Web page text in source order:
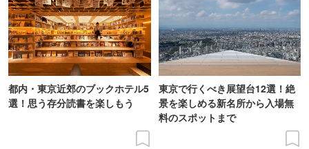
都内・東京近郊のブックホテル5
選！思う存分読書を楽しもう
東京で行くべき展望台12選！絶
景を楽しめる新名所から入場無
料のスポットまで